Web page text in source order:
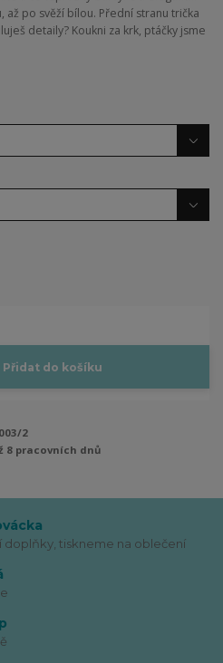
po svěží bílou. Přední stranu trička
detaily? Koukni za krk, ptáčky jsme
Přidat do košíku
2
8 pracovních dnů
doplňky, tiskneme na oblečení